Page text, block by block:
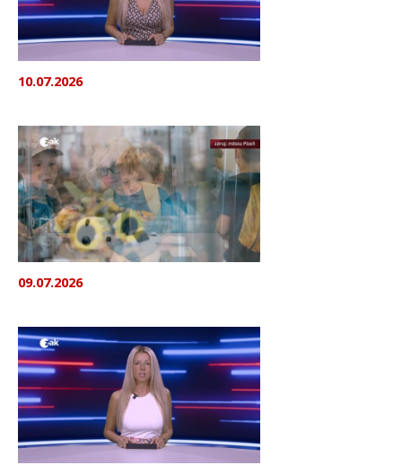
10.07.2026
09.07.2026